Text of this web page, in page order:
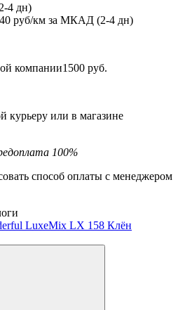
4 дн)
руб/км за МКАД (2-4 дн)
компании1500 руб.
курьеру или в магазине
100%
способ оплаты с менеджером